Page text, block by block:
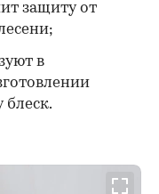
защиту от
в
блеск.